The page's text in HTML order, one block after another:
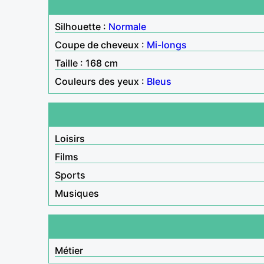
Silhouette : Normale
Coupe de cheveux : Mi-longs
Taille : 168 cm
Couleurs des yeux : Bleus
Loisirs
Films
Sports
Musiques
Métier